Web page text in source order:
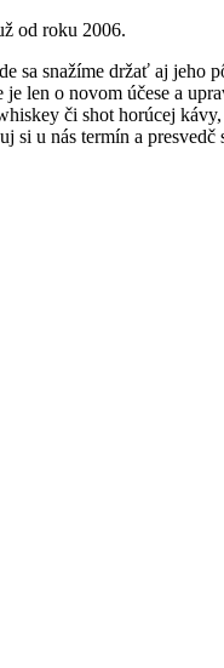
od roku 2006.
sa snažíme držať aj jeho
len o novom účese a
či shot horúcej
si u nás termín a presvedč